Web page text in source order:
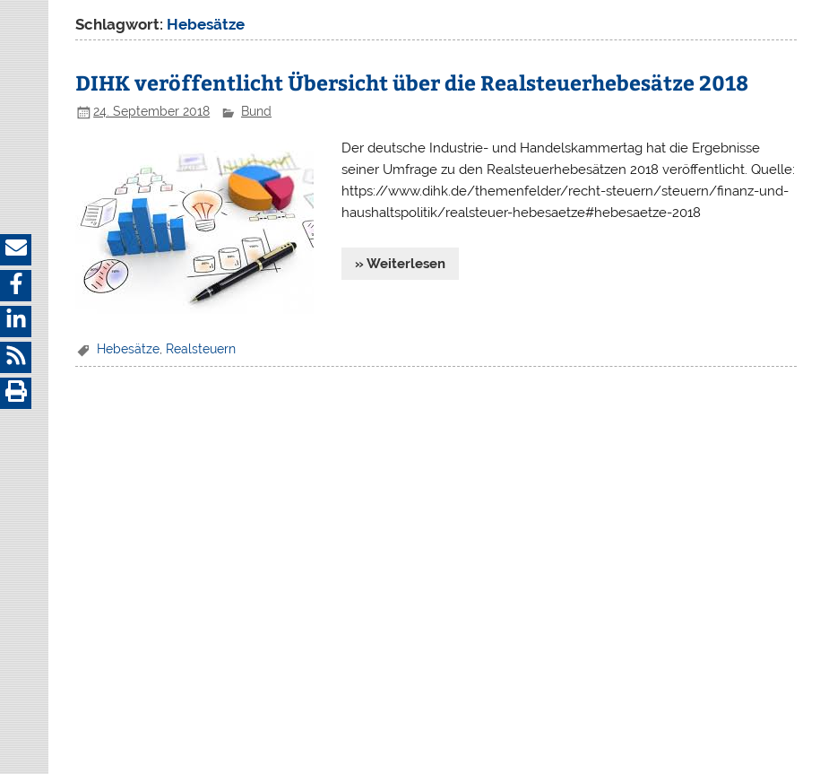
Schlagwort: Hebesätze
DIHK veröffentlicht Übersicht über die Realsteuerhebesätze 2018
24. September 2018 Bund
Der deutsche Industrie- und Handelskammertag hat die Ergebnisse
seiner Umfrage zu den Realsteuerhebesätzen 2018 veröffentlicht. Quelle:
https://www.dihk.de/themenfelder/recht-steuern/steuern/finanz-und-
haushaltspolitik/realsteuer-hebesaetze#hebesaetze-2018
» Weiterlesen
Hebesätze Realsteuern